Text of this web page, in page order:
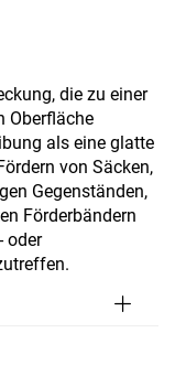
die zu einer
Oberfläche
als eine glatte
von Säcken,
Gegenständen,
Förderbändern
oder